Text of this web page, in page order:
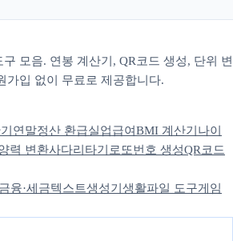
모음. 연봉 계산기, QR코드 생성, 단위 변
가입 없이 무료로 제공합니다.
연말정산 환급실업급여BMI 계산기 나이
력 변환사다리타기 로또번호 생성QR코드
금융·세금텍스트생성기 생활파일 도구게임